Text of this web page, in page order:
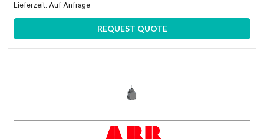
Lieferzeit:Auf Anfrage
REQUEST QUOTE